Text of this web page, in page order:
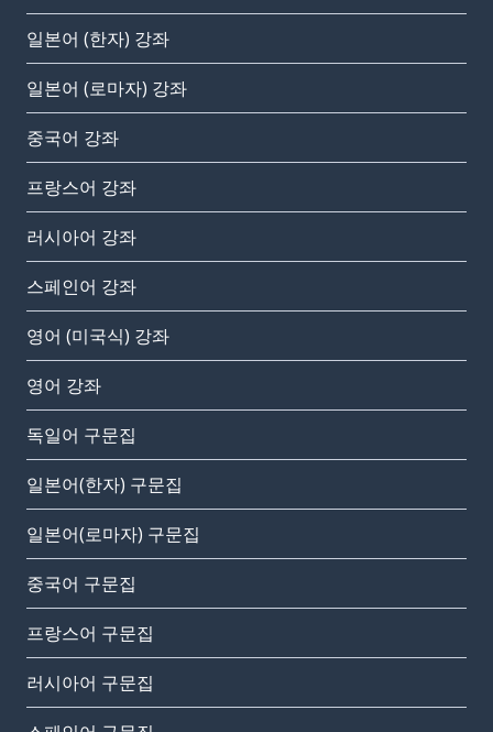
일본어 (한자) 강좌
일본어 (로마자) 강좌
중국어 강좌
프랑스어 강좌
러시아어 강좌
스페인어 강좌
영어 (미국식) 강좌
영어 강좌
독일어 구문집
일본어(한자) 구문집
일본어(로마자) 구문집
중국어 구문집
프랑스어 구문집
러시아어 구문집